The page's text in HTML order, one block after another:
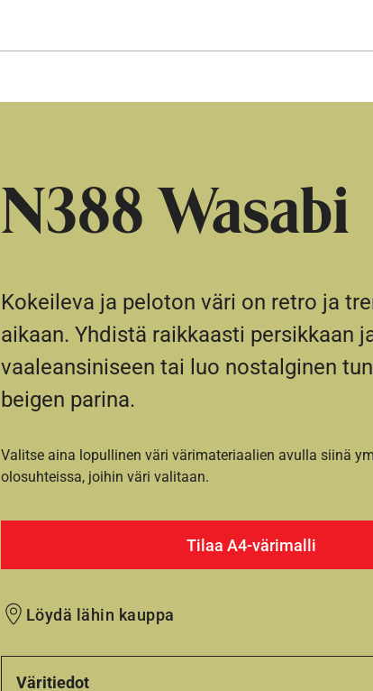
N388 Wasabi
Kokeileva ja peloton väri on retro ja
aikaan. Yhdistä raikkaasti persikkaan
vaaleansiniseen tai luo nostalginen
beigen parina.
Valitse aina lopullinen väri värimateriaalien avulla siinä
olosuhteissa, joihin väri valitaan.
Tilaa A4-värimalli
Löydä lähin kauppa
Väritiedot